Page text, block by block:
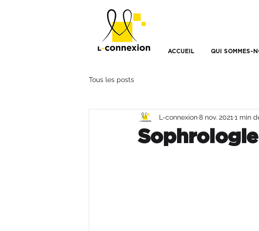
ACCUEIL QUI SOMMES-
Tous les posts
L-connexion8 nov. 2021 1 min